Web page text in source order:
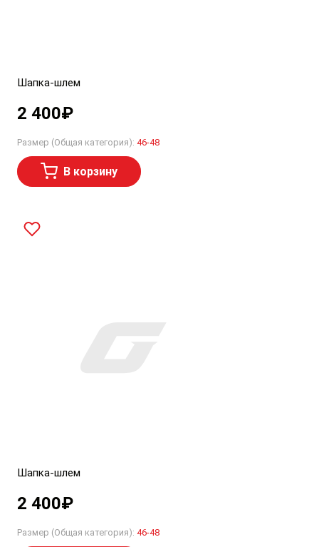
Шапка-шлем
2 400₽
Размер (Общая категория): 46-48
В корзину
Шапка-шлем
2 400₽
Размер (Общая категория): 46-48